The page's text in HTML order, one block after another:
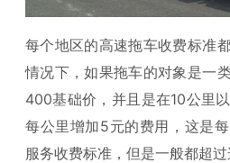
每个地区的高速拖车收费标准
情况下，如果拖车的对象是一
400基础价，并且是在10公里
每公里增加5元的费用，这是
服务收费标准，但是一般都超过